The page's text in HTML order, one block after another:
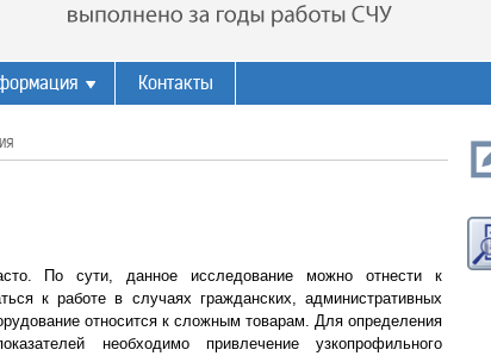
Контакты
По сути, данное исследование можно отнести к
к работе в случаях гражданских, административных
относится к сложным товарам. Для определения
необходимо привлечение узкопрофильного